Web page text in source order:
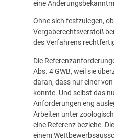
eine
Ohne sich festzulegen,
Vergaberechtsverstoß
des Verfahrens
Die
Abs. 4 GWB, weil sie
daran, dass nur einer
konnte. Und selbst das
Anforderungen eng
Arbeiten unter
eine Referenz beziehe.
einem